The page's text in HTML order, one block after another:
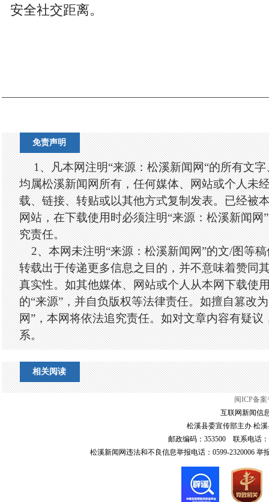
安全社交距离。
免责声明
1、凡本网注明“来源：松溪新闻网“的所有文
均属松溪新闻网所有，任何媒体、网站或个人未
载、链接、转贴或以其他方式复制发表。已经被
网站，在下载使用时必须注明“来源：松溪新闻网
究责任。
2、本网未注明“来源：松溪新闻网”的文/图等稿
转载出于传递更多信息之目的，并不意味着赞同
真实性。如其他媒体、网站或个人从本网下载使
的“来源”，并自负版权等法律责任。如擅自篡改
网”，本网将依法追究责任。如对文章内容有疑议
系。
相关阅读
闽ICP备案
互联网新闻信
松溪县委宣传部主办 松
邮政编码：353500 联系电话：
松溪新闻网违法和不良信息举报电话：0599-2320006 举